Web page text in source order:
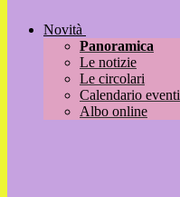
Novità
Panoramica
Le notizie
Le circolari
Calendario eventi
Albo online